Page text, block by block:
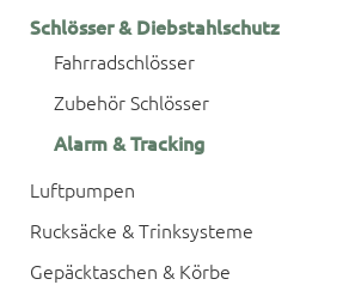
Schlösser & Diebstahlschutz
Fahrradschlösser
Zubehör Schlösser
Alarm & Tracking
Luftpumpen
Rucksäcke & Trinksysteme
Gepäcktaschen & Körbe